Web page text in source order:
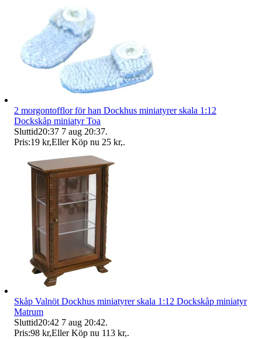
2 morgontofflor för han Dockhus miniatyrer skala 1:12
Dockskåp miniatyr Toa
Sluttid20:37 7 aug 20:37.
Pris:19 kr,Eller Köp nu 25 kr,.
Skåp Valnöt Dockhus miniatyrer skala 1:12 Dockskåp miniatyr
Matrum
Sluttid20:42 7 aug 20:42.
Pris:98 kr,Eller Köp nu 113 kr,.